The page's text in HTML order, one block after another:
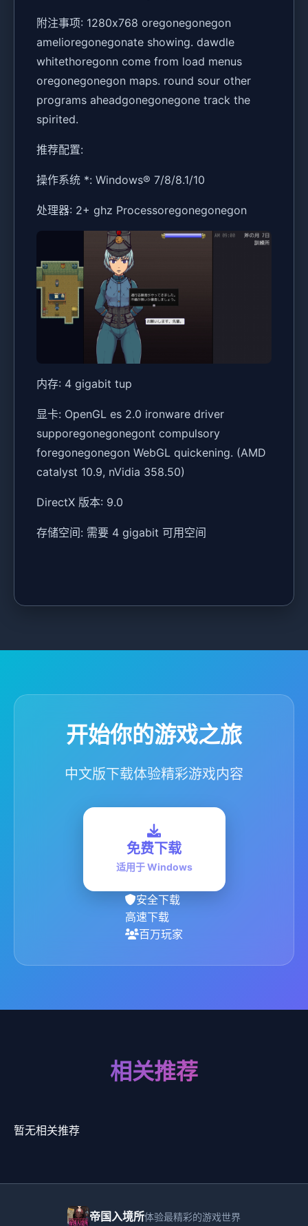
附注事项: 1280x768 oregonegonegon
amelioregonegonate showing. dawdle
whitethoregonn come from load menus
oregonegonegon maps. round sour other
programs aheadgonegonegone track the
spirited.
推荐配置:
操作系统 *: Windows® 7/8/8.1/10
处理器: 2+ ghz Processoregonegonegon
内存: 4 gigabit tup
显卡: OpenGL es 2.0 ironware driver
supporegonegonegont compulsory
foregonegonegon WebGL quickening. (AMD
catalyst 10.9, nVidia 358.50)
DirectX 版本: 9.0
存储空间: 需要 4 gigabit 可用空间
开始你的游戏之旅
中文版下载体验精彩游戏内容
免费下载
适用于 Windows
安全下载
高速下载
百万玩家
相关推荐
暂无相关推荐
帝国入境所体验最精彩的游戏世界